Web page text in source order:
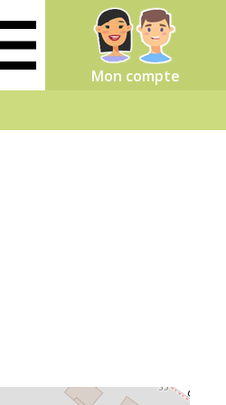
Mon compte